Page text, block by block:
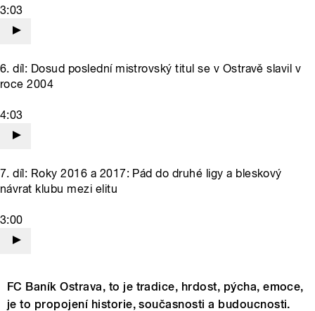
3:03
6. díl: Dosud poslední mistrovský titul se v Ostravě slavil v
roce 2004
4:03
7. díl: Roky 2016 a 2017: Pád do druhé ligy a bleskový
návrat klubu mezi elitu
3:00
FC Baník Ostrava, to je tradice, hrdost, pýcha, emoce,
je to propojení historie, současnosti a budoucnosti.